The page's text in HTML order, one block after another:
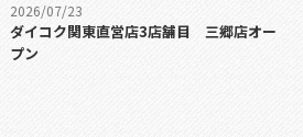
2026/07/23
ダイコク関東直営店3店舗目 三郷店オー
プン